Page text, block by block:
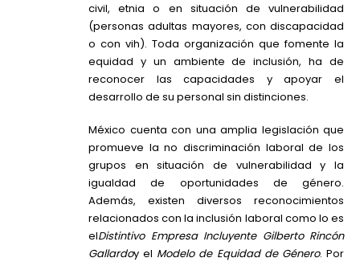
civil, etnia o en situación de vulnerabilidad
(personas adultas mayores, con discapacidad
o con vih). Toda organización que fomente la
equidad y un ambiente de inclusión, ha de
reconocer las capacidades y apoyar el
desarrollo de su personal sin distinciones.
México cuenta con una amplia legislación que
promueve la no discriminación laboral de los
grupos en situación de vulnerabilidad y la
igualdad de oportunidades de género.
Además, existen diversos reconocimientos
relacionados con la inclusión laboral como lo es
elDistintivo Empresa Incluyente Gilberto Rincón
Gallardoy el Modelo de Equidad de Género. Por